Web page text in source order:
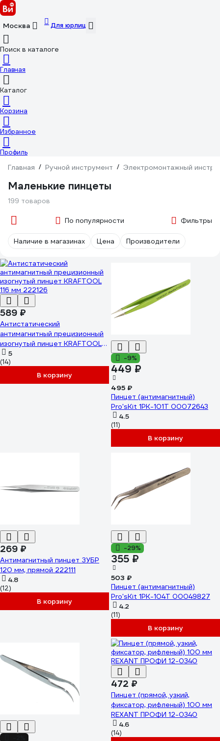
Москва Для юрлиц
Поиск в каталоге
Главная
Каталог
Корзина
Избранное
Профиль
Главная / Ручной инструмент / Электромонтажный
Маленькие пинцеты
199 товаров
По популярности Фильтры
Наличие в магазинах Цена Производители
589 ₽
Антистатический
антимагнитный прецизионный
изогнутый пинцет KRAFTOOL
116 мм 222126
5
(14)
В корзину
-9%
449 ₽
495 ₽
Пинцет (антимагнитный)
Pro'sKit 1PK-101T 00072643
4.5
(11)
В корзину
269 ₽
Антимагнитный пинцет ЗУБР
120 мм, прямой 222111
4.8
(12)
В корзину
-29%
355 ₽
503 ₽
Пинцет (антимагнитный)
Pro'sKit 1PK-104T 00049827
4.2
(11)
В корзину
472 ₽
Пинцет (прямой, узкий,
фиксатор, рифленый) 100 мм
REXANT ПРОФИ 12-0340
4.6
(14)